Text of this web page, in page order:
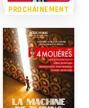
PROCHAINEMENT